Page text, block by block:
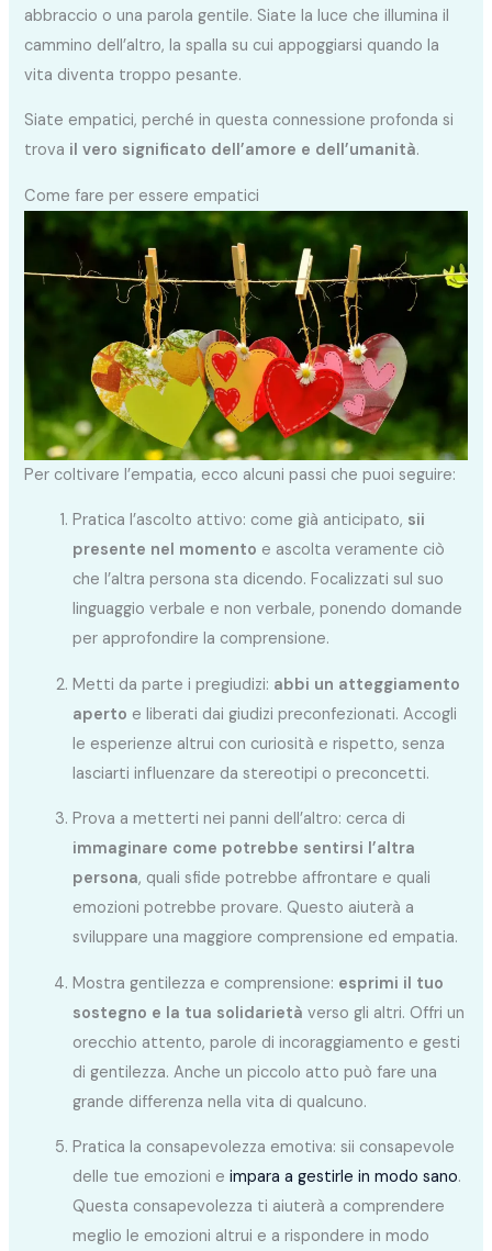
abbraccio o una parola gentile. Siate la luce che illumina il
cammino dell’altro, la spalla su cui appoggiarsi quando la
vita diventa troppo pesante.
Siate empatici, perché in questa connessione profonda si
trova il vero significato dell’amore e dell’umanità.
Come fare per essere empatici
Per coltivare l’empatia, ecco alcuni passi che puoi seguire:
Pratica l’ascolto attivo: come già anticipato, sii
presente nel momento e ascolta veramente ciò
che l’altra persona sta dicendo. Focalizzati sul suo
linguaggio verbale e non verbale, ponendo domande
per approfondire la comprensione.
Metti da parte i pregiudizi: abbi un atteggiamento
aperto e liberati dai giudizi preconfezionati. Accogli
le esperienze altrui con curiosità e rispetto, senza
lasciarti influenzare da stereotipi o preconcetti.
Prova a metterti nei panni dell’altro: cerca di
immaginare come potrebbe sentirsi l’altra
persona, quali sfide potrebbe affrontare e quali
emozioni potrebbe provare. Questo aiuterà a
sviluppare una maggiore comprensione ed empatia.
Mostra gentilezza e comprensione: esprimi il tuo
sostegno e la tua solidarietà verso gli altri. Offri un
orecchio attento, parole di incoraggiamento e gesti
di gentilezza. Anche un piccolo atto può fare una
grande differenza nella vita di qualcuno.
Pratica la consapevolezza emotiva: sii consapevole
delle tue emozioni eimpara a gestirle in modo sano.
Questa consapevolezza ti aiuterà a comprendere
meglio le emozioni altrui e a rispondere in modo